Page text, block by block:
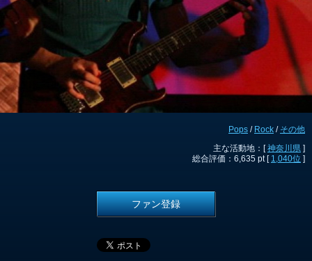
Pops / Rock / その他
主な活動地：[神奈川県 ]
総合評価：6,635 pt [ 1,040位 ]
ファン登録